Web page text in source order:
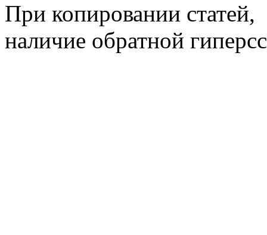
При копировании статей,
наличие обратной